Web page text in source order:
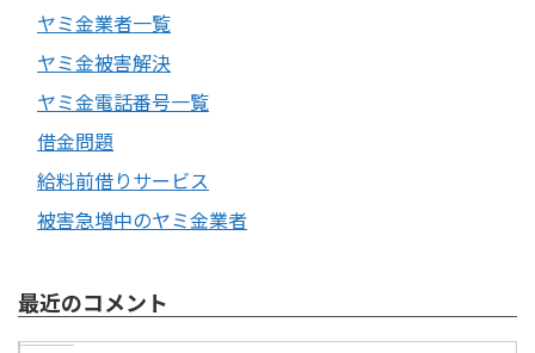
ヤミ金業者一覧
ヤミ金被害解決
ヤミ金電話番号一覧
借金問題
給料前借りサービス
被害急増中のヤミ金業者
最近のコメント